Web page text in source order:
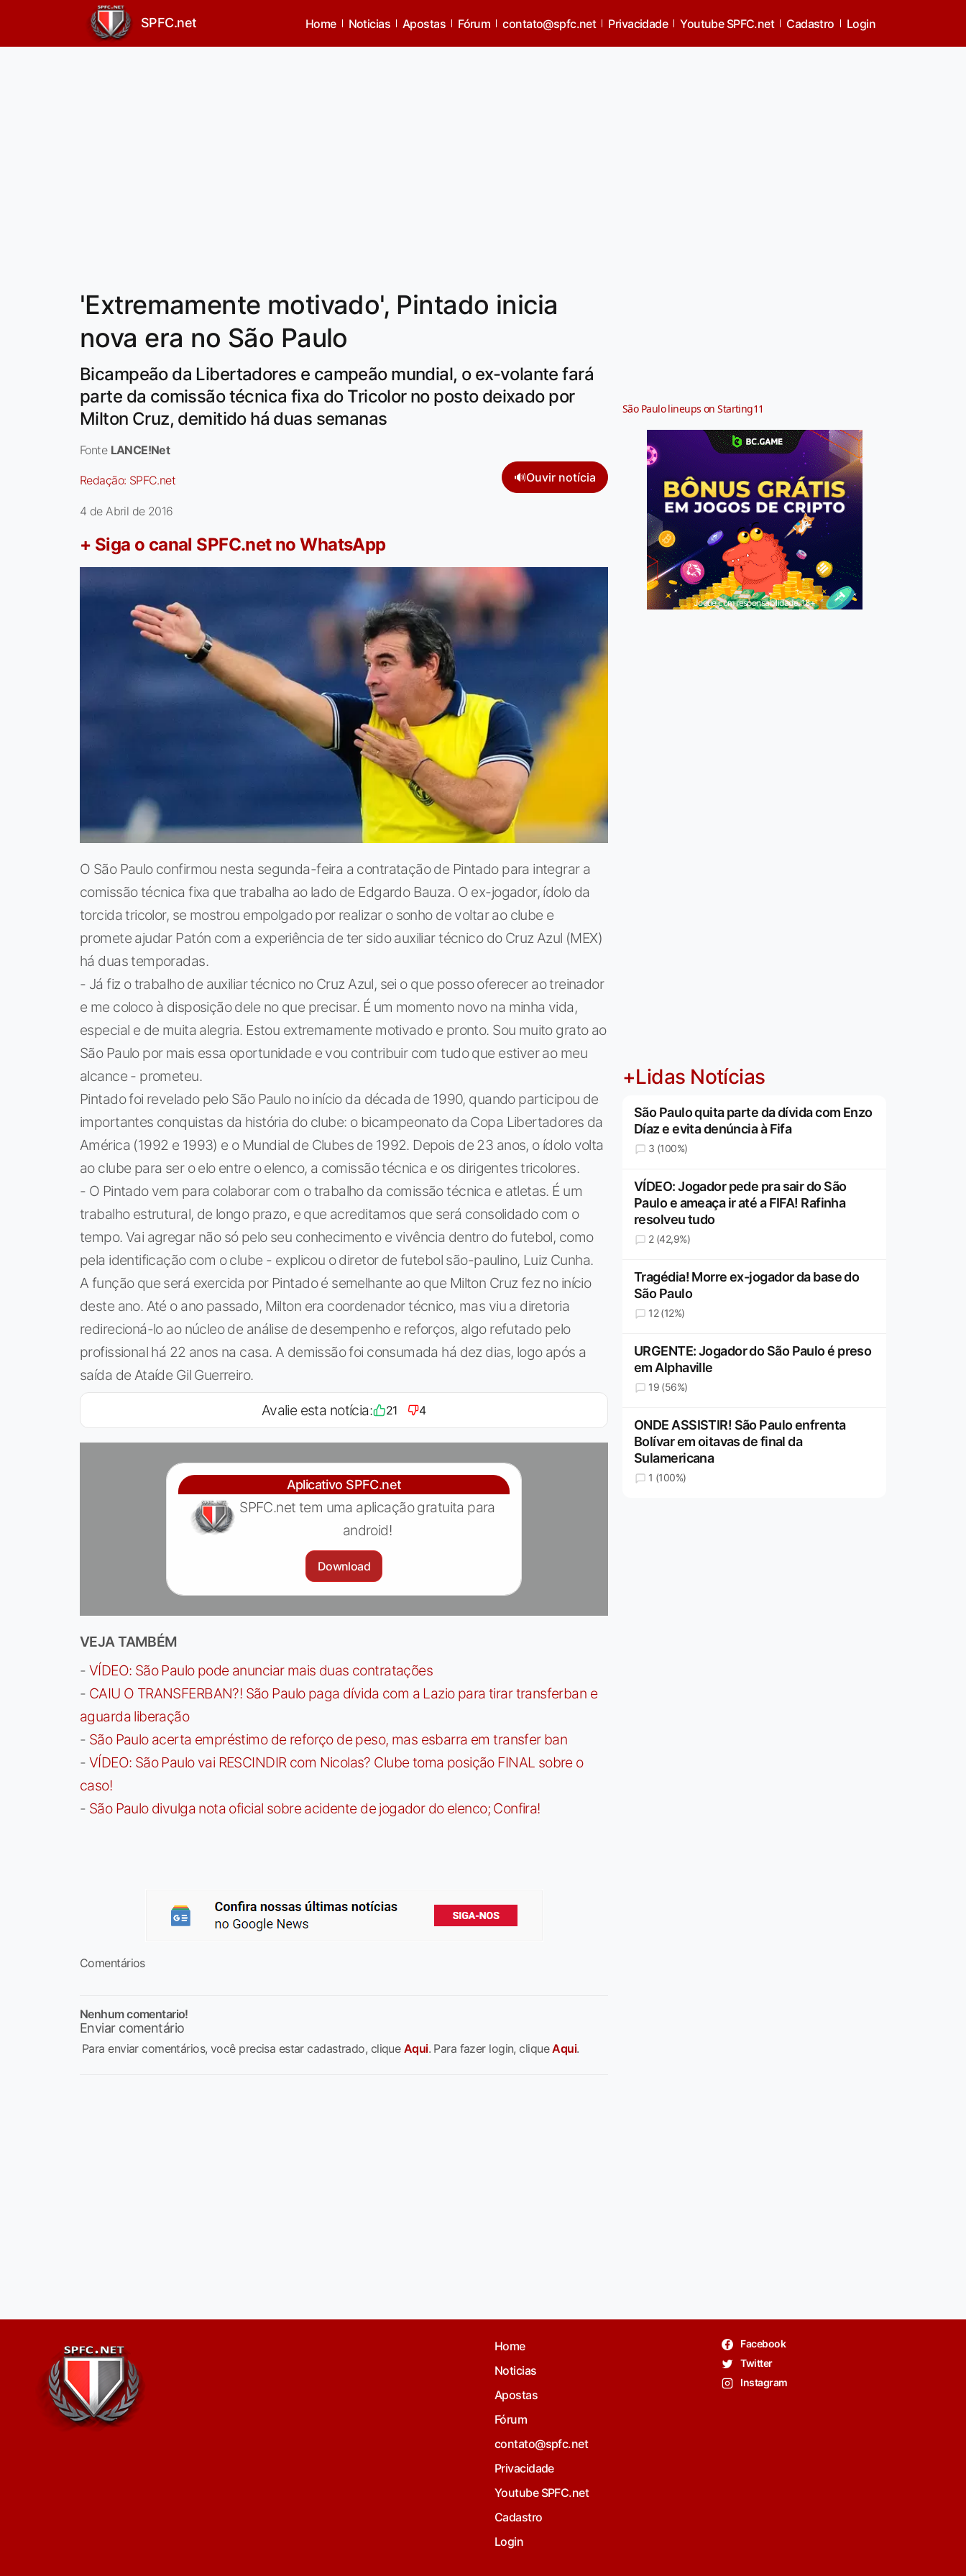
SPFC.net Home Noticias Apostas Fórum contato@spfc.net Privacidade Youtube SPFC.net Cadastro Login
'Extremamente motivado', Pintado inicia
nova era no São Paulo
Bicampeão da Libertadores e campeão mundial, o ex-volante fará
parte da comissão técnica fixa do Tricolor no posto deixado por
Milton Cruz, demitido há duas semanas
Fonte LANCE!Net
Redação: SPFC.net 🔊Ouvir notícia
4 de Abril de 2016
+ Siga o canal SPFC.net no WhatsApp
O São Paulo confirmou nesta segunda-feira a contratação de Pintado para integrar a
comissão técnica fixa que trabalha ao lado de Edgardo Bauza. O ex-jogador, ídolo da
torcida tricolor, se mostrou empolgado por realizar o sonho de voltar ao clube e
promete ajudar Patón com a experiência de ter sido auxiliar técnico do Cruz Azul (MEX)
há duas temporadas.
- Já fiz o trabalho de auxiliar técnico no Cruz Azul, sei o que posso oferecer ao treinador
e me coloco à disposição dele no que precisar. É um momento novo na minha vida,
especial e de muita alegria. Estou extremamente motivado e pronto. Sou muito grato ao
São Paulo por mais essa oportunidade e vou contribuir com tudo que estiver ao meu
alcance - prometeu.
Pintado foi revelado pelo São Paulo no início da década de 1990, quando participou de
importantes conquistas da história do clube: o bicampeonato da Copa Libertadores da
América (1992 e 1993) e o Mundial de Clubes de 1992. Depois de 23 anos, o ídolo volta
ao clube para ser o elo entre o elenco, a comissão técnica e os dirigentes tricolores.
- O Pintado vem para colaborar com o trabalho da comissão técnica e atletas. É um
trabalho estrutural, de longo prazo, e que acreditamos que será consolidado com o
tempo. Vai agregar não só pelo seu conhecimento e vivência dentro do futebol, como
pela identificação com o clube - explicou o diretor de futebol são-paulino, Luiz Cunha.
A função que será exercida por Pintado é semelhante ao que Milton Cruz fez no início
deste ano. Até o ano passado, Milton era coordenador técnico, mas viu a diretoria
redirecioná-lo ao núcleo de análise de desempenho e reforços, algo refutado pelo
profissional há 22 anos na casa. A demissão foi consumada há dez dias, logo após a
saída de Ataíde Gil Guerreiro.
Avalie esta notícia: 21 4
Aplicativo SPFC.net
SPFC.net tem uma aplicação gratuita para
android!
Download
VEJA TAMBÉM
- VÍDEO: São Paulo pode anunciar mais duas contratações
- CAIU O TRANSFERBAN?! São Paulo paga dívida com a Lazio para tirar transferban e
aguarda liberação
- São Paulo acerta empréstimo de reforço de peso, mas esbarra em transfer ban
- VÍDEO: São Paulo vai RESCINDIR com Nicolas? Clube toma posição FINAL sobre o
caso!
- São Paulo divulga nota oficial sobre acidente de jogador do elenco; Confira!
Comentários
Nenhum comentario!
Enviar comentário
Para enviar comentários, você precisa estar cadastrado, clique Aqui. Para fazer login, cliqueAqui.
São Paulo lineups on Starting11
Jogue com responsabilidade. 18+
+Lidas Notícias
São Paulo quita parte da dívida com Enzo
Díaz e evita denúncia à Fifa
3 (100%)
VÍDEO: Jogador pede pra sair do São
Paulo e ameaça ir até a FIFA! Rafinha
resolveu tudo
2 (42,9%)
Tragédia! Morre ex-jogador da base do
São Paulo
12 (12%)
URGENTE: Jogador do São Paulo é preso
em Alphaville
19 (56%)
ONDE ASSISTIR! São Paulo enfrenta
Bolívar em oitavas de final da
Sulamericana
1 (100%)
Home
Noticias
Apostas
Fórum
contato@spfc.net
Privacidade
Youtube SPFC.net
Cadastro
Login
Facebook
Twitter
Instagram